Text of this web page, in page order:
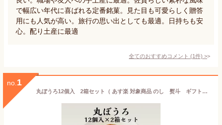
で幅広い年代に喜ばれる定番銘菓。見た目も可愛らしく贈答
用にも人気が高い。旅行の思い出としても最適。日持ちも安
心。配り土産に最適
全てのおすすめコメント (1件) >
no. 1
丸ぼうろ12個入 2箱セット（ あす楽 対象商品 のし 熨斗 ギフト まるぼうろ プレゼント 父の日 母の日 誕生日 敬老 店頭受取対応商品 はちみつ使用 お持たせ 土産 プチギフト 九州 佐賀 銘菓 和菓子 ソフト 焼菓子 セット ）